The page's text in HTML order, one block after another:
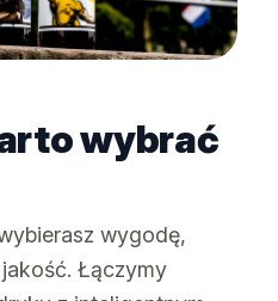
wybrać
wygodę,
Łączymy